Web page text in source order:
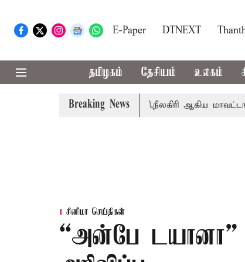
E-Paper DTNEXT
தமிழகம் தேசியம் உலகம்
Breaking News
கோவை, தேனி,நீலகிரி ஆகிய
சினிமா செய்திகள்
“அன்பே டயானா”